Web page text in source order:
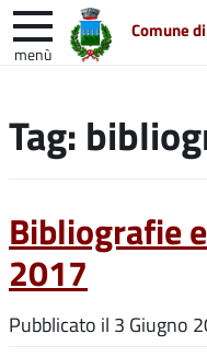
Comune
menù
sito
Unione
Tag:
Bibliografie
2017
Pubblicato il 3 Giugno